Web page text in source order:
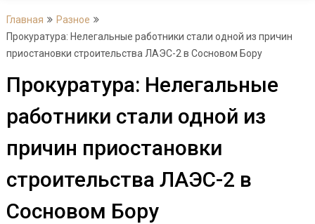
Главная
Разное
Прокуратура: Нелегальные работники стали одной из причин
приостановки строительства ЛАЭС-2 в Сосновом Бору
Прокуратура: Нелегальные
работники стали одной из
причин приостановки
строительства ЛАЭС-2 в
Сосновом Бору